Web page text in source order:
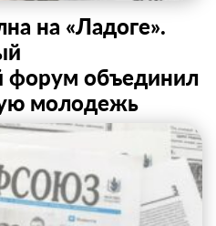
на «Ладоге».
форум объединил
молодежь